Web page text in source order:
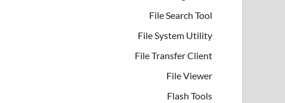
File Search Tool
File System Utility
File Transfer Client
File Viewer
Flash Tools